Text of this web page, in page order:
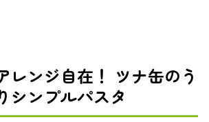
レンジ自在！ ツナ缶のう
シンプルパスタ